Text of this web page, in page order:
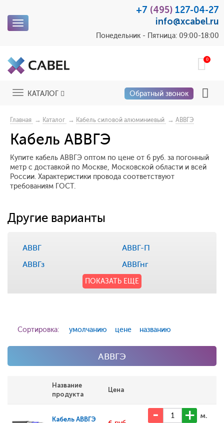
Toggle
+7 (495) 127-04-27
info@xcabel.ru
Понедельник - Пятница: 09:00-18:00
0
ToggleКАТАЛОГ Обратный звонок
Главная → Каталог → Кабель силовой алюминиевый → АВВГЭ
Кабель АВВГЭ
Купите кабель АВВГЭ оптом по цене от 6 руб. за погонный
метр с доставкой по Москве, Московской области и всей
России. Характеристики провода соответствуют
требованиям ГОСТ.
Другие варианты
АВВГ
АВВГ-П
АВВГз
АВВГнг
ПОКАЗАТЬ ЕЩЕ
Сортировка: умолчанию цене названию
АВВГЭ
Название
продукта
Цена
Кабель АВВГЭ
м.